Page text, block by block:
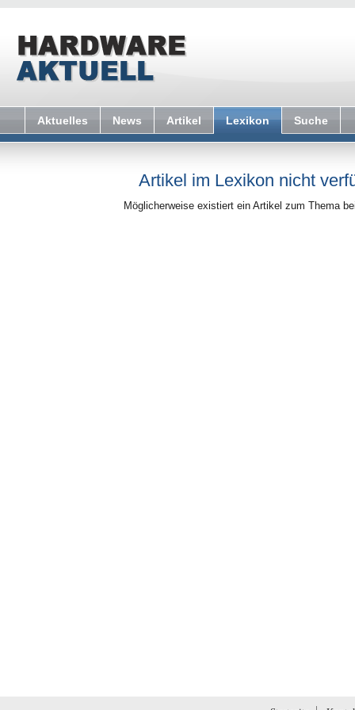
Aktuelles News Artikel Lexikon Suche
Artikel im Lexikon nicht
Möglicherweise existiert ein Artikel zum Thema